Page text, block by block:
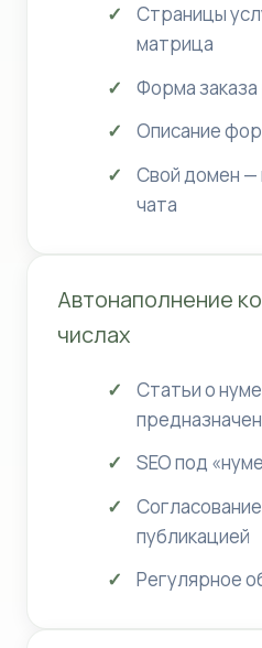
Страницы
матрица
Форма заказа
Описание
Свой домен —
чата
Автонаполнение
числах
Статьи о
SEO под
публикацией
Регулярное